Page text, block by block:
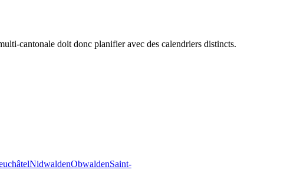
cantonale doit donc planifier avec des calendriers distincts.
NidwaldenObwaldenSaint-